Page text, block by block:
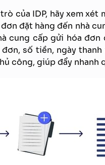
của IDP, hãy xem
đặt hàng đến nhà
cung cấp gửi hóa
số tiền, ngày
công, giúp đẩy